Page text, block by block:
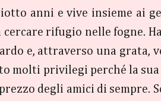
anni e vive insieme ai
rifugio nelle fogne.
e, attraverso una grata,
molti privilegi perché la
degli amici di sempre.